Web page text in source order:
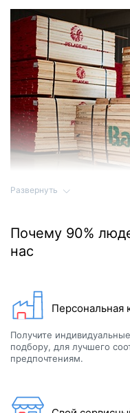
используемое в
границы. Это древесина
строгий отбор по цвету,
Развернуть
Почему 90%
нас
Персональная
Получите
подбору, для лучшего
предпочтениям.